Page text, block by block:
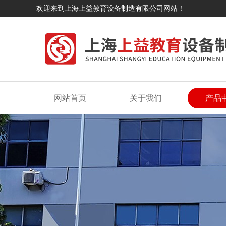
欢迎来到上海上益教育设备制造有限公司网站！
网站首页 关于我们 产品